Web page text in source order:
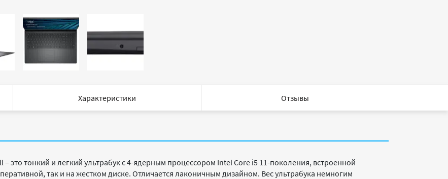
Характеристики Отзывы
– это тонкий и легкий ультрабук с 4-ядерным процессором Intel Core i5 11-поколения, встроенной
так и на жестком диске. Отличается лаконичным дизайном. Вес ультрабука немногим